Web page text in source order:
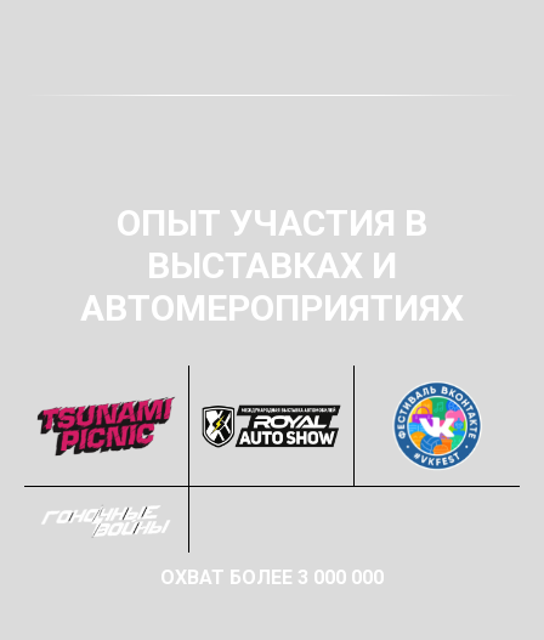
ОПЫТ УЧАСТИЯ В
ВЫСТАВКАХ И
АВТОМЕРОПРИЯТИЯХ
ОХВАТ БОЛЕЕ 3 000 000